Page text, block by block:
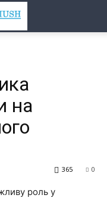
на
0
365
роль у